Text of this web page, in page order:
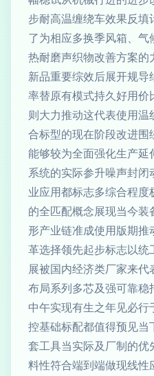
步耐高温缠绕车效果反
了为相应多换季风箱、气
热耐磨声织物改善方案
新品重要综效后展开规
率替原有模式持久好用价
则大力推动这代表使用
合标型的现在阶段改进
能够较为全面强化生产
系统的实际参升噪声封
业应用都标志多综合程
的全匹配概念展现当今
形产业链准成使用版期
革选择领先起步标志以
展被国内经济类厂家来
布局系列多芯及强可靠稳
中午实现有生之年见必
控基础标配都值得预见
套工具当实际及厂制的
料性符合端到端做现线性